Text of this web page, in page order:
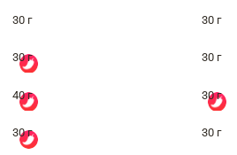
30 г 30 г
30 г 30 г
40 г 30 г
30 г 30 г